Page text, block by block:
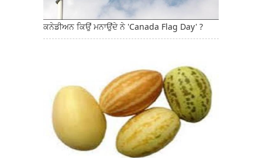
ਕਨੇਡੀਅਨ ਕਿਉਂ ਮਨਾਉਂਦੇ ਨੇ 'Canada Flag Day' ?